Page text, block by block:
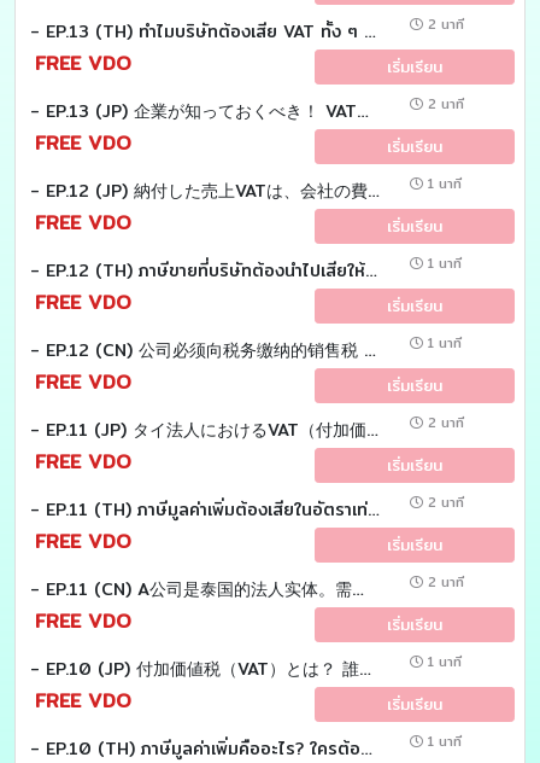
- EP.13 (TH) ทำไมบริษัทต้องเสีย VAT ทั้ง ๆ ที่ไม่ได้ซื้อสินค้ามาบริโภค? 2 นาที
FREE VDO เริ่มเรียน
- EP.13 (JP) 企業が知っておくべき！ VAT（付加価値税）の計算の仕組み? 2 นาที
FREE VDO เริ่มเรียน
- EP.12 (JP) 納付した売上VATは、会社の費用になるのでしょうか？ 1 นาที
FREE VDO เริ่มเรียน
- EP.12 (TH) ภาษีขายที่บริษัทต้องนำไปเสียให้กรมสรรพากร เป็นเงินของบริษัทใช่หรือไม่ 1 นาที
FREE VDO เริ่มเรียน
- EP.12 (CN) 公司必须向税务缴纳的销售税 ，这是公司的钱吗？ 1 นาที
FREE VDO เริ่มเรียน
- EP.11 (JP) タイ法人におけるVAT（付加価値税）の区分について説明致します。 2 นาที
FREE VDO เริ่มเรียน
- EP.11 (TH) ภาษีมูลค่าเพิ่มต้องเสียในอัตราเท่าไร 2 นาที
FREE VDO เริ่มเรียน
- EP.11 (CN) A公司是泰国的法人实体。需要支付多少增值税？ 2 นาที
FREE VDO เริ่มเรียน
- EP.10 (JP) 付加価値税（VAT）とは？ 誰が支払い、誰に納めるのか？ 1 นาที
FREE VDO เริ่มเรียน
- EP.10 (TH) ภาษีมูลค่าเพิ่มคืออะไร? ใครต้องเสีย? 1 นาที